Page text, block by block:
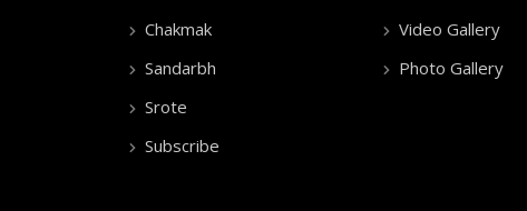
Chakmak
Sandarbh
Srote
Subscribe
Video Gallery
Photo Gallery